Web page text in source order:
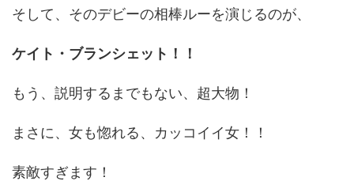
そして、そのデビーの相棒ルーを演じるのが、
ケイト・ブランシェット！！
もう、説明するまでもない、超大物！
まさに、女も惚れる、カッコイイ女！！
素敵すぎます！